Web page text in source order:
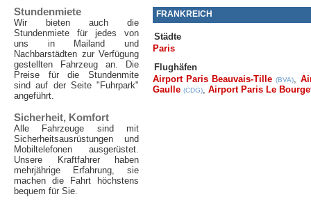
FRANKREICH
Städte
Paris
Flughäfen
Airport Paris Beauvais-Tille (BVA),
Gaulle (CDG), Airport Paris Le
Stundenmiete
Wir bieten auch die
Stundenmiete für jedes von
uns in Mailand und
Nachbarstädten zur Verfügung
gestellten Fahrzeug an. Die
Preise für die Stundenmite
sind auf der Seite "Fuhrpark"
angeführt.
Sicherheit, Komfort
Alle Fahrzeuge sind mit
Sicherheitsausrüstungen und
Mobiltelefonen ausgerüstet.
Unsere Kraftfahrer haben
mehrjährige Erfahrung, sie
machen die Fahrt höchstens
bequem für Sie.